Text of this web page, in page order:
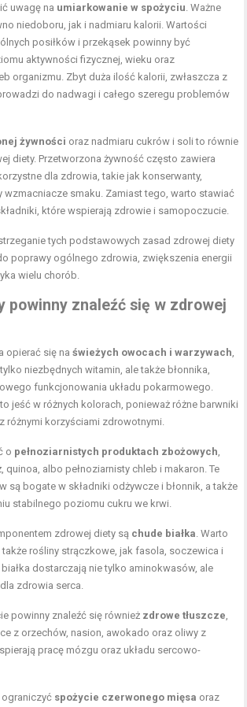
uwagę na umiarkowanie w spożyciu . Ważne
niedoboru, jak i nadmiaru kalorii. Wartości
posiłków i przekąsek powinny być
aktywności fizycznej, wieku oraz
organizmu. Zbyt duża ilość kalorii, zwłaszcza z
do nadwagi i całego szeregu problemów
żywności oraz nadmiaru cukrów i soli to równie
diety. Przetworzona żywność często zawiera
dla zdrowia, takie jak konserwanty,
wzmacniacze smaku. Zamiast tego, warto stawiać
które wspierają zdrowie i samopoczucie.
tych podstawowych zasad zdrowej diety
poprawy ogólnego zdrowia, zwiększenia energii
wielu chorób.
powinny znaleźć się w zdrowej
opierać się naświeżych owocach i warzywach
niezbędnych witamin, ale także błonnika,
funkcjonowania układu pokarmowego.
jeść w różnych kolorach, ponieważ różne barwniki
różnymi korzyściami zdrowotnymi.
o pełnoziarnistych produktach zbożowych
quinoa, albo pełnoziarnisty chleb i makaron. Te
są bogate w składniki odżywcze i błonnik, a także
stabilnego poziomu cukru we krwi.
zdrowej diety są chude białka . Warto
także rośliny strączkowe, jak fasola, soczewica i
białka dostarczają nie tylko aminokwasów, ale
zdrowia serca.
powinny znaleźć się również zdrowe tłuszcze
z orzechów, nasion, awokado oraz oliwy z
pracę mózgu oraz układu sercowo-
ograniczyć spożycie czerwonego mięsa oraz